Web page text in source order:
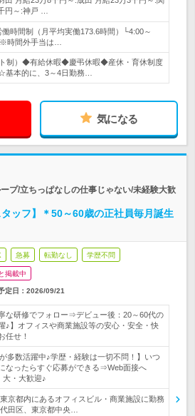
円～:神戸 …
時間制（月平均実働173.6時間）└4:00～
時間外手当は…
制）◆有給休暇◆慶弔休暇◆産休・育休制度
基本的に、3～4日勤務…
気になる
プ/立ちっぱなしの仕事じゃない/未経験大歓
ッフ】＊50～60歳の正社員毎月誕生
急募 転勤なし 学歴不問
掲載中
定日： 2026/09/21
な研修でフォロー⇒デビュー後：20～60代の
♪】オフィスや商業施設等の安心・安全・快
任せ！
多数活躍中♪学歴・経験は一切不問！】いつ
なったらすぐ応募ができる⇒Web面接へ
・大歓迎♪
京都内にあるオフィスビル・商業施設に勤務
田区、東京都中央…